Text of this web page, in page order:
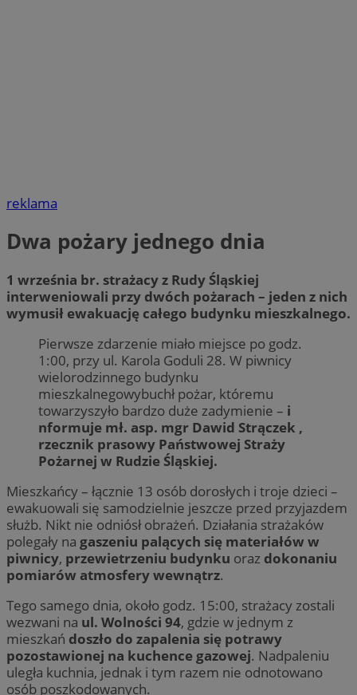
reklama
Dwa pożary jednego dnia
1 września br. strażacy z Rudy Śląskiej
interweniowali przy dwóch pożarach – jeden z nich
wymusił ewakuację całego budynku mieszkalnego.
Pierwsze zdarzenie miało miejsce po godz.
1:00, przy ul. Karola Goduli 28. W piwnicy
wielorodzinnego budynku
mieszkalnegowybuchł pożar, któremu
towarzyszyło bardzo duże zadymienie – i
nformuje mł. asp. mgr Dawid Strączek ,
rzecznik prasowy Państwowej Straży
Pożarnej w Rudzie Śląskiej.
Mieszkańcy – łącznie 13 osób dorosłych i troje dzieci –
ewakuowali się samodzielnie jeszcze przed przyjazdem
służb. Nikt nie odniósł obrażeń. Działania strażaków
polegały na gaszeniu palących się materiałów w
piwnicy, przewietrzeniu budynku oraz dokonaniu
pomiarów atmosfery wewnątrz.
Tego samego dnia, około godz. 15:00, strażacy zostali
wezwani na ul. Wolności 94, gdzie w jednym z
mieszkań doszło do zapalenia się potrawy
pozostawionej na kuchence gazowej. Nadpaleniu
uległa kuchnia, jednak i tym razem nie odnotowano
osób poszkodowanych.